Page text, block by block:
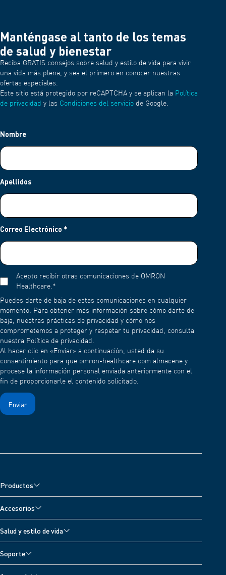
Manténgase al tanto de los temas
de salud y bienestar
Reciba GRATIS consejos sobre salud y estilo de vida para vivir
una vida más plena, y sea el primero en conocer nuestras
ofertas especiales.
Este sitio está protegido por reCAPTCHA y se aplican la Política
de privacidad y las Condiciones del servicio de Google.
Nombre
Apellidos
Correo Electrónico *
Acepto recibir otras comunicaciones de OMRON
Healthcare. *
Puedes darte de baja de estas comunicaciones en cualquier
momento. Para obtener más información sobre cómo darte de
baja, nuestras prácticas de privacidad y cómo nos
comprometemos a proteger y respetar tu privacidad, consulta
nuestra Política de privacidad.
Al hacer clic en «Enviar» a continuación, usted da su
consentimiento para que omron-healthcare.com almacene y
procese la información personal enviada anteriormente con el
fin de proporcionarle el contenido solicitado.
Productos
Nebulizadores y Oxímetro
Electroestimuladores
Básculas digitales
Termómetros
Accesorios
Accesorios para nebulizadores
Accesorios para electroestimuladores
Accesorios para termómetros
Salud y estilo de vida
Diario para registrar la presión arterial
Soporte